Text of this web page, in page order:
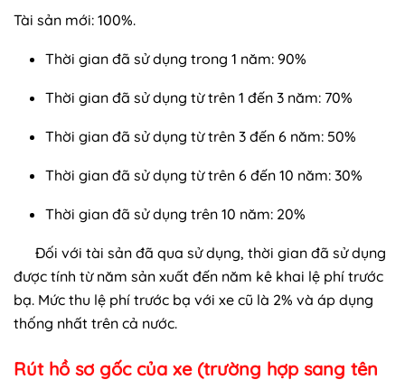
Tài sản mới: 100%.
Thời gian đã sử dụng trong 1 năm: 90%
Thời gian đã sử dụng từ trên 1 đến 3 năm: 70%
Thời gian đã sử dụng từ trên 3 đến 6 năm: 50%
Thời gian đã sử dụng từ trên 6 đến 10 năm: 30%
Thời gian đã sử dụng trên 10 năm: 20%
Đối với tài sản đã qua sử dụng, thời gian đã sử dụng
được tính từ năm sản xuất đến năm kê khai lệ phí trước
bạ. Mức thu lệ phí trước bạ với xe cũ là 2% và áp dụng
thống nhất trên cả nước.
Rút hồ sơ gốc của xe (trường hợp sang tên